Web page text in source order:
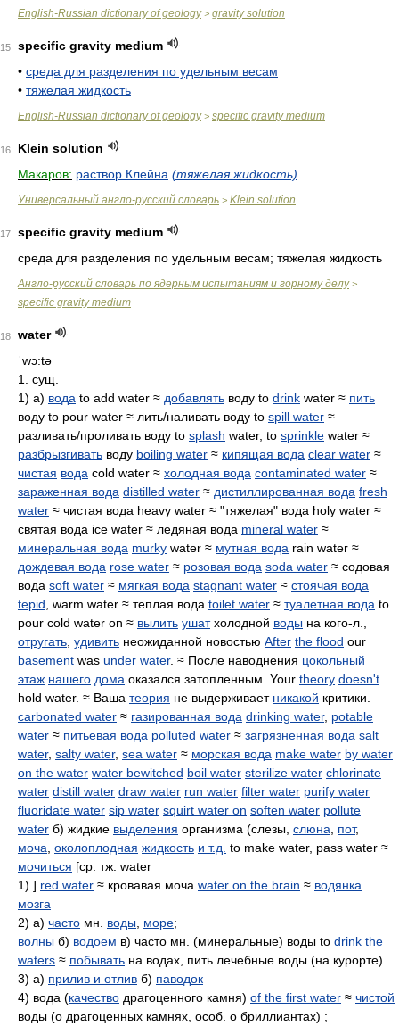
English-Russian dictionary of geology> gravity solution
15
specific gravity medium
• среда для разделения по удельным весам
• тяжелая жидкость
English-Russian dictionary of geology> specific gravity medium
16
Klein solution
Макаров: раствор Клейна (тяжелая жидкость)
Универсальный англо-русский словарь > Klein solution
17
specific gravity medium
среда для разделения по удельным весам; тяжелая жидкость
Англо-русский словарь по ядерным испытаниям и горному делу>
specific gravity medium
18
water
ˈwɔ:tə
1. сущ.
1) а) вода to add water ≈ добавлять воду to drink water ≈ пить
воду to pour water ≈ лить/наливать воду to spill water ≈
разливать/проливать воду to splash water, to sprinkle water ≈
разбрызгивать воду boiling water ≈ кипящая вода clear water ≈
чистая вода cold water ≈ холодная вода contaminated water ≈
зараженная вода distilled water ≈ дистиллированная вода fresh
water ≈ чистая вода heavy water ≈ "тяжелая" вода holy water ≈
святая вода ice water ≈ ледяная вода mineral water ≈
минеральная вода murky water ≈ мутная вода rain water ≈
дождевая вода rose water ≈ розовая вода soda water ≈ содовая
вода soft water ≈ мягкая вода stagnant water ≈ стоячая вода
tepid , warm water ≈ теплая вода toilet water ≈ туалетная вода to
pour cold water on ≈ вылить ушатхолодной воды на кого-л.,
отругать удивить неожиданной новостью After the flood our
basement was under water. ≈ После наводнения цокольный
этаж нашего дома оказался затопленным. Your theory doesn't
hold water. ≈ Ваша теория не выдерживает никакой критики.
carbonated water ≈ газированная вода drinking water, potable
water ≈ питьевая вода polluted water ≈ загрязненная вода salt
water, salty water, sea water ≈ морская вода make water by water
on the water water bewitched boil water sterilize water chlorinate
water distill water draw water run water filter water purify water
fluoridate water sip water squirt water on soften water pollute
water б) жидкие выделения организма (слезы, слюна пот,
моча околоплодная жидкость и т.д. to make water, pass water ≈
мочиться [ср. тж. water
1) ] red water ≈ кровавая моча water on the brain ≈ водянка
мозга
2) а) часто мн. воды море;
волны б) водоем в) часто мн. (минеральные) воды to drink the
waters ≈ побывать на водах, пить лечебные воды (на курорте)
3) а) прилив и отлив б) паводок
4) вода (качество драгоценного камня) of the first water ≈ чистой
воды (о драгоценных камнях, особ. о бриллиантах) ;